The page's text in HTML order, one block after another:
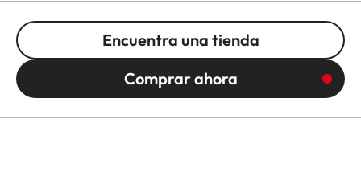
Encuentra una tienda
Comprar ahora